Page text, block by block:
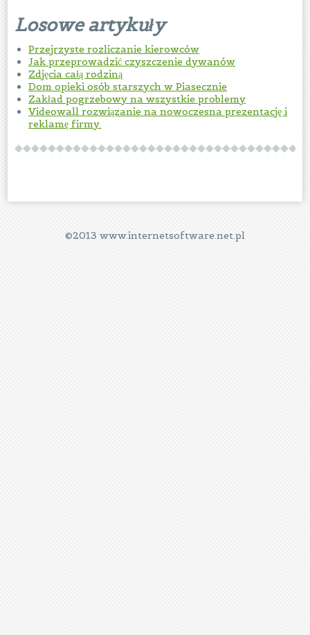
Losowe artykuły
Przejrzyste rozliczanie kierowców
Jak przeprowadzić czyszczenie dywanów
Zdjęcia całą rodziną
Dom opieki osób starszych w Piasecznie
Zakład pogrzebowy na wszystkie problemy
Videowall rozwiązanie na nowoczesna prezentację i
reklamę firmy.
©2013 www.internetsoftware.net.pl